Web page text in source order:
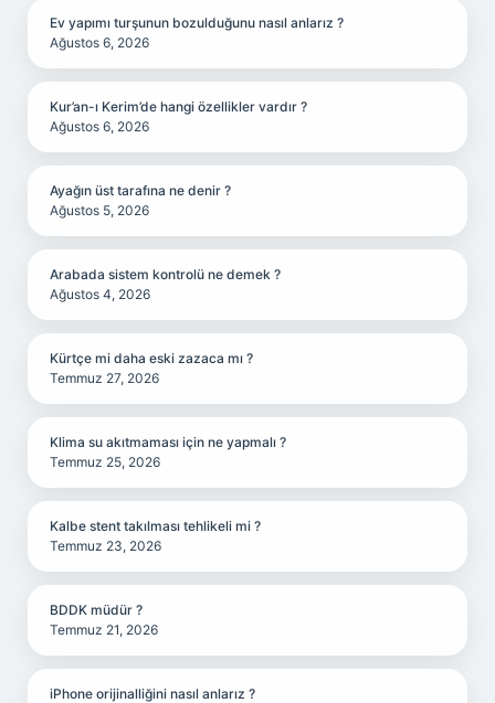
Ev yapımı turşunun bozulduğunu nasıl anlarız ?
Ağustos 6, 2026
Kur’an-ı Kerim’de hangi özellikler vardır ?
Ağustos 6, 2026
Ayağın üst tarafına ne denir ?
Ağustos 5, 2026
Arabada sistem kontrolü ne demek ?
Ağustos 4, 2026
Kürtçe mi daha eski zazaca mı ?
Temmuz 27, 2026
Klima su akıtmaması için ne yapmalı ?
Temmuz 25, 2026
Kalbe stent takılması tehlikeli mi ?
Temmuz 23, 2026
BDDK müdür ?
Temmuz 21, 2026
iPhone orijinalliğini nasıl anlarız ?